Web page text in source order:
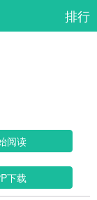
排行
阅读
下载